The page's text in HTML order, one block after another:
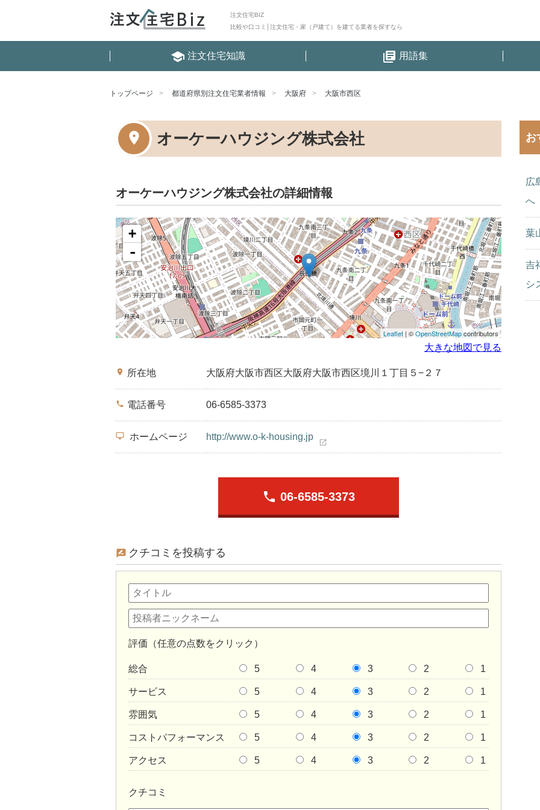
注文住宅BIZ
比較や口コミ│注文住宅・家（戸建て）を建てる業者を探すなら
school 注文住宅知識 library_books 用語集
トップページ 都道府県別注文住宅業者情報 大阪府 大阪市西区
オーケーハウジング株式会社
オーケーハウジング株式会社の詳細情報
+
-
Leaflet | ©OpenStreetMapcontributors
大きな地図で見る
place 所在地 大阪府大阪市西区大阪府大阪市西区境川１丁目５−２７
phone 電話番号 06-6585-3373
desktop_windows ホームページ http://www.o-k-housing.jp
open_in_new
phone 06-6585-3373
クチコミを投稿する
評価（任意の点数をクリック）
総合 5 4 3 2 1
サービス 5 4 3 2 1
雰囲気 5 4 3 2 1
コストパフォーマンス 5 4 3 2 1
アクセス 5 4 3 2 1
クチコミ
お
広
へ
葉
吉
シ